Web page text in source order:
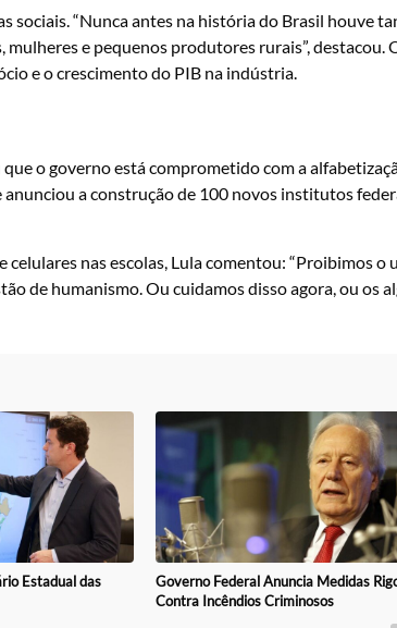
sociais. “Nunca antes na história do Brasil houve
e pequenos produtores rurais”, destacou.
e o crescimento do PIB na indústria.
o governo está comprometido com a
a construção de 100 novos institutos
nas escolas, Lula comentou: “Proibimos o
de humanismo. Ou cuidamos disso agora, ou os
Estadual das
Governo Federal Anuncia Medidas
Contra Incêndios Criminosos